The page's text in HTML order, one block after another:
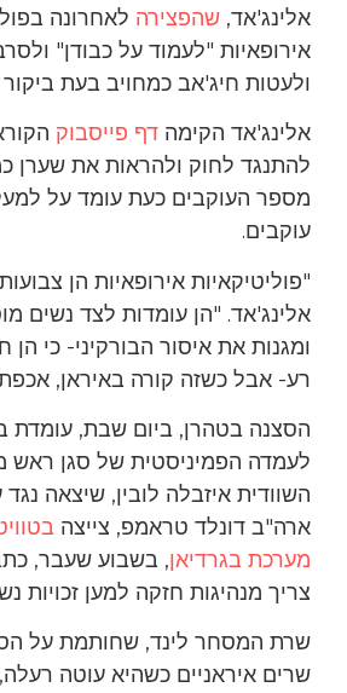
אלינג'אד, שהפצירה לאחרונה
אירופאיות "לעמוד על כבודן"
ולעטות חיג'אב כמחויב בעת ביקור
אלינג'אד הקימה דף פייסבוק
להתנגד לחוק ולהראות את שערן
מספר העוקבים כעת עומד על
עוקבים.
"פוליטיקאיות אירופאיות הן
אלינג'אד. "הן עומדות לצד נשים
ומגנות את איסור הבורקיני- כי הן
רע- אבל כשזה קורה באיראן,
הסצנה בטהרן, ביום שבת, עומדת
לעמדה הפמיניסטית של סגן
השוודית איזבלה לובין, שיצאה
ארה"ב דונלד טראמפ, צייצה
מערכת בגרדיאן, בשבוע שעבר,
צריך מנהיגות חזקה למען זכויות
שרת המסחר לינד, שחותמת על
שרים איראניים כשהיא עוטה